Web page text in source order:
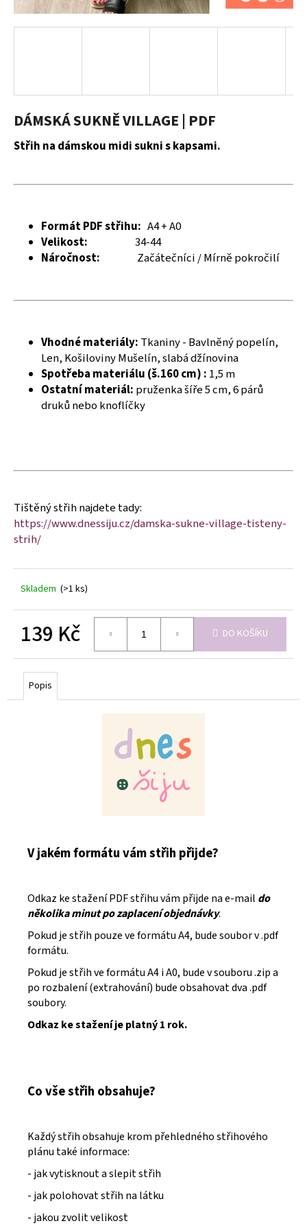
DÁMSKÁ SUKNĚ VILLAGE | PDF
Střih na dámskou midi sukni s kapsami.
Formát PDF střihu: A4 + A0
Velikost: 34-44
Náročnost: Začátečníci / Mírně pokročilí
Vhodné materiály: Tkaniny - Bavlněný popelín,
Len, Košiloviny Mušelín, slabá džínovina
Spotřeba materiálu (š.160 cm) : 1,5 m
Ostatní materiál: pruženka šíře 5 cm, 6 párů
druků nebo knoflíčky
Tištěný střih najdete tady:
https://www.dnessiju.cz/damska-sukne-village-tisteny-
strih/
Skladem (>1 ks)
139 Kč
cena:
DO KOŠÍKU
Popis
V jakém formátu vám střih přijde?
Odkaz ke stažení PDF střihu vám přijde na e-mail do
několika minut po zaplacení objednávky.
Pokud je střih pouze ve formátu A4, bude soubor v .pdf
formátu.
Pokud je střih ve formátu A4 i A0, bude v souboru .zip a
po rozbalení (extrahování) bude obsahovat dva .pdf
soubory.
Odkaz ke stažení je platný 1 rok.
Co vše střih obsahuje?
Každý střih obsahuje krom přehledného střihového
plánu také informace:
- jak vytisknout a slepit střih
- jak polohovat střih na látku
- jakou zvolit velikost
a
j
?